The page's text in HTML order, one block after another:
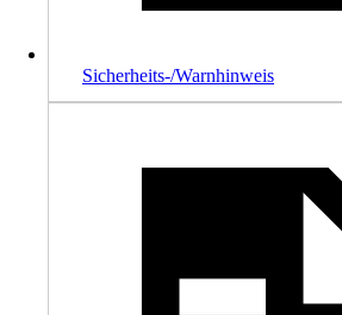
Sicherheits-/Warnhinweis